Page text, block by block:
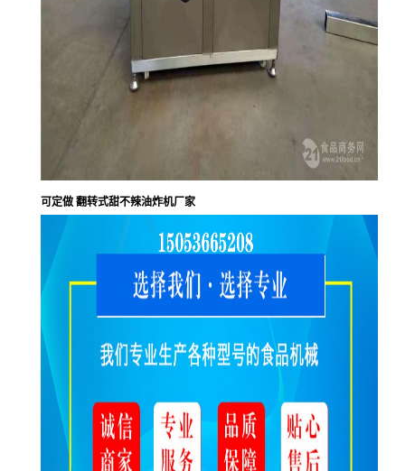
可定做 翻转式甜不辣油炸机厂家